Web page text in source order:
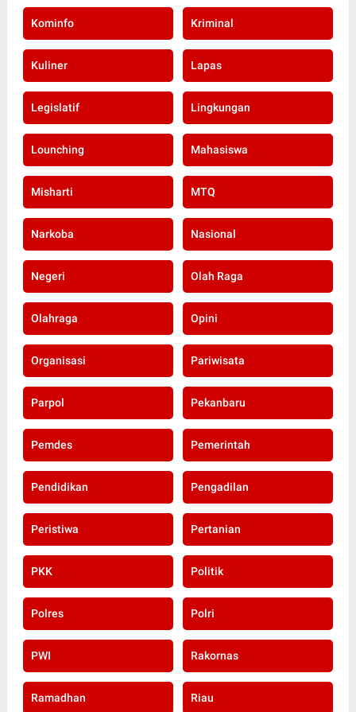
Kominfo Kriminal
Kuliner Lapas
Legislatif Lingkungan
Lounching Mahasiswa
Misharti MTQ
Narkoba Nasional
Negeri Olah Raga
Olahraga Opini
Organisasi Pariwisata
Parpol Pekanbaru
Pemdes Pemerintah
Pendidikan Pengadilan
Peristiwa Pertanian
PKK Politik
Polres Polri
PWI Rakornas
Ramadhan Riau